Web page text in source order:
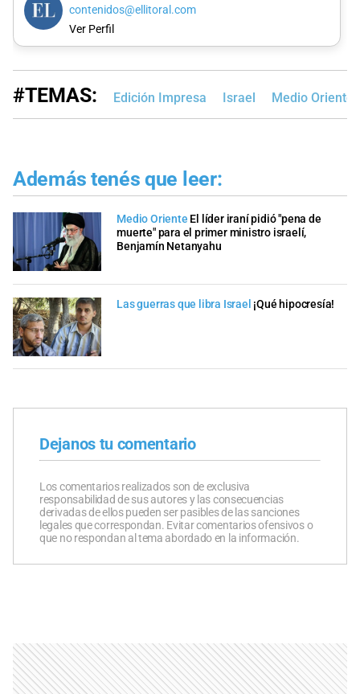
contenidos@ellitoral.com
Ver Perfil
#TEMAS: Edición Impresa Israel Medio Oriente
Además tenés que leer:
Medio Oriente El líder iraní pidió "pena de
muerte" para el primer ministro israelí,
Benjamín Netanyahu
Las guerras que libra Israel ¡Qué hipocresía!
Dejanos tu comentario
Los comentarios realizados son de exclusiva
responsabilidad de sus autores y las consecuencias
derivadas de ellos pueden ser pasibles de las sanciones
legales que correspondan. Evitar comentarios ofensivos o
que no respondan al tema abordado en la información.